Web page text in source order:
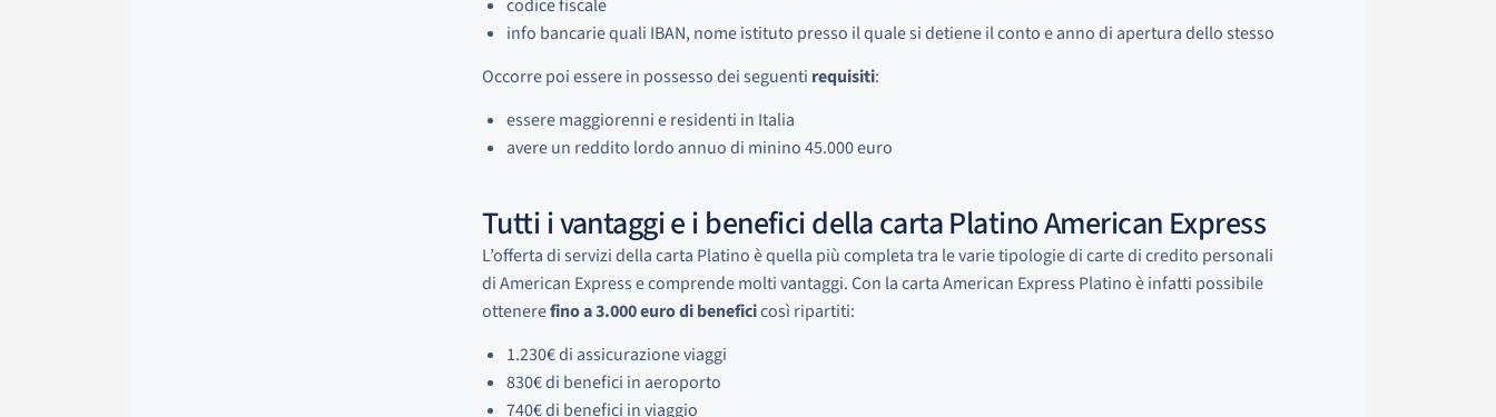
codice fiscale
info bancarie quali IBAN, nome istituto presso il quale si detiene il conto e anno di apertura dello stesso
Occorre poi essere in possesso dei seguenti requisiti:
essere maggiorenni e residenti in Italia
avere un reddito lordo annuo di minino 45.000 euro
Tutti i vantaggi e i benefici della carta Platino American Express
L’offerta di servizi della carta Platino è quella più completa tra le varie tipologie di carte di credito personali
di American Express e comprende molti vantaggi. Con la carta American Express Platino è infatti possibile
ottenerefino a 3.000 euro di beneficicosì ripartiti:
1.230€ di assicurazione viaggi
830€ di benefici in aeroporto
740€ di benefici in viaggio